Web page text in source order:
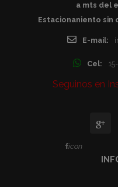
a mts del
Estacionaniento sin
E-mail:
Cel:
Seguinos en
icon